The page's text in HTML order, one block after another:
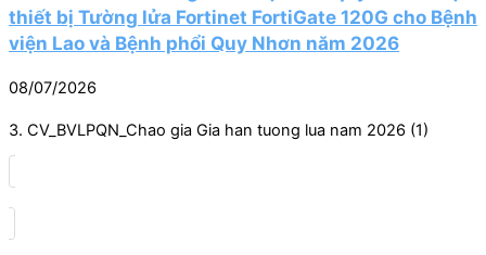
thiết bị Tường lửa Fortinet FortiGate 120G cho Bệnh
viện Lao và Bệnh phổi Quy Nhơn năm 2026
08/07/2026
3. CV_BVLPQN_Chao gia Gia han tuong lua nam 2026 (1)